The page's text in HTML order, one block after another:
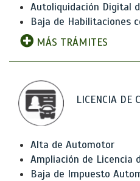
Autoliquidación Digital
Baja de Habilitaciones
MÁS TRÁMITES
LICENCIA DE
Alta de Automotor
Ampliación de Licencia
Baja de Impuesto